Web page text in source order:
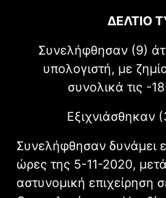
ΔΕΛΤΙΟ
Συνελήφθησαν (9)
υπολογιστή, με
συνολικά τις -
Εξιχνιάσθηκαν
Συνελήφθησαν δυνάμει
ώρες της 5-11-2020,
αστυνομική επιχείρηση